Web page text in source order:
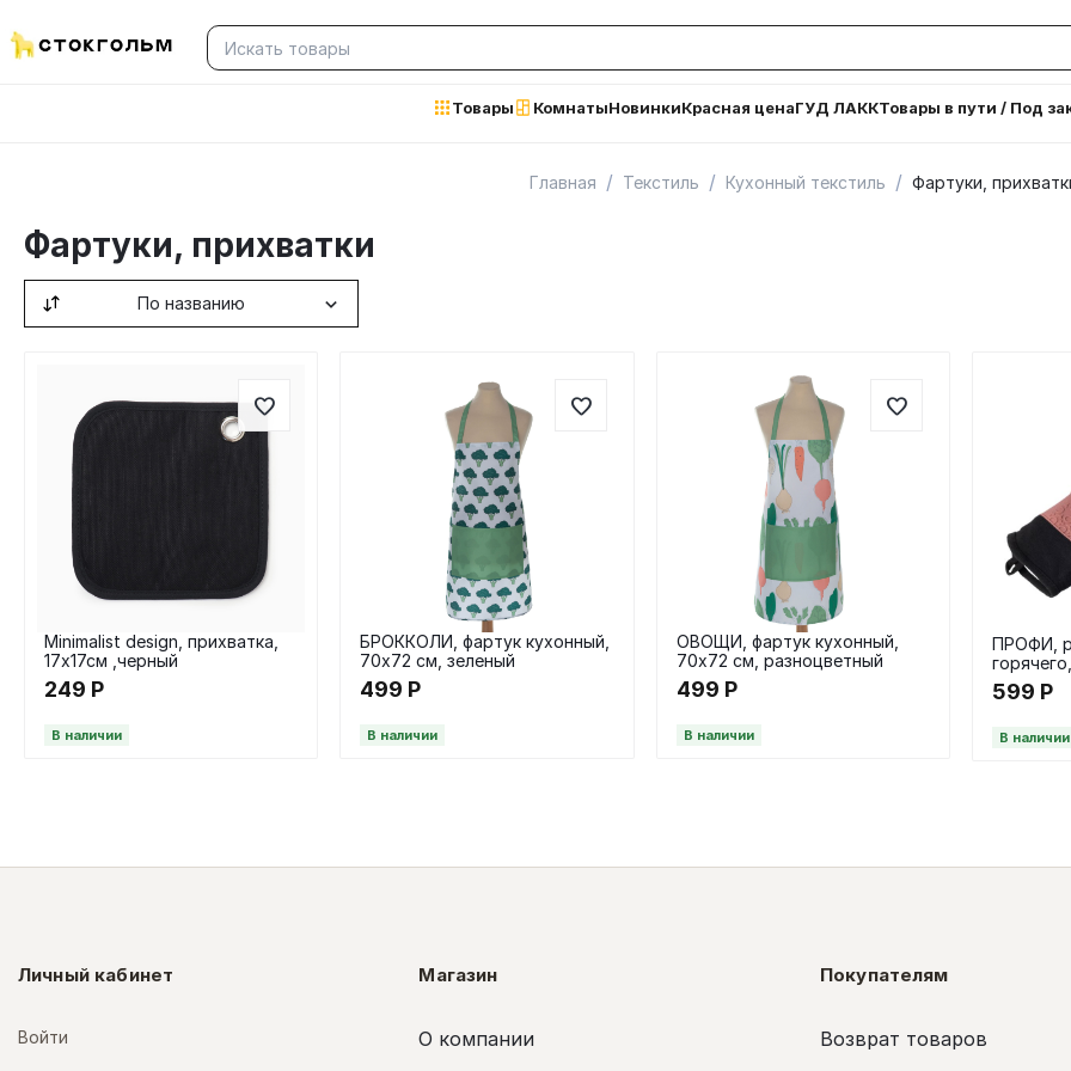
Товары КомнатыНовинкиКрасная ценаГУД ЛАККТовары в пути / Под
Главная / Текстиль / Кухонный текстиль / Фартуки,
Фартуки, прихватки
По названию
Minimalist design, прихватка,
17х17см ,черный
249 Р
В наличии
БРОККОЛИ, фартук кухонный,
70х72 см, зеленый
499 Р
В наличии
ОВОЩИ, фартук кухонный,
70х72 см, разноцветный
499 Р
В наличии
ПРОФИ,
розовый
599 Р
В наличии
Личный кабинет
Войти
Магазин
О компании
Покупателям
Возврат товаров